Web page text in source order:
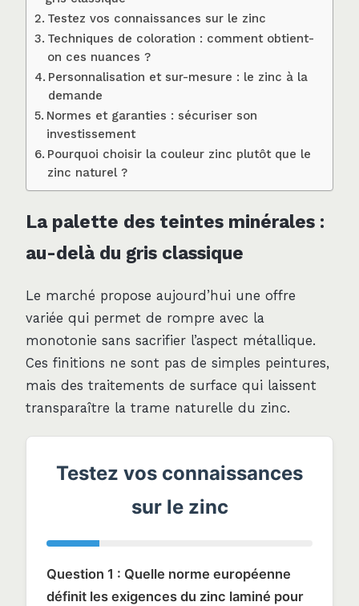
Testez vos connaissances sur le zinc
Techniques de coloration : comment obtient-
on ces nuances ?
Personnalisation et sur-mesure : le zinc à la
demande
Normes et garanties : sécuriser son
investissement
Pourquoi choisir la couleur zinc plutôt que le
zinc naturel ?
La palette des teintes minérales :
au-delà du gris classique
Le marché propose aujourd’hui une offre
variée qui permet de rompre avec la
monotonie sans sacrifier l’aspect métallique.
Ces finitions ne sont pas de simples peintures,
mais des traitements de surface qui laissent
transparaître la trame naturelle du zinc.
Testez vos connaissances
sur le zinc
Question 1 : Quelle norme européenne
définit les exigences du zinc laminé pour